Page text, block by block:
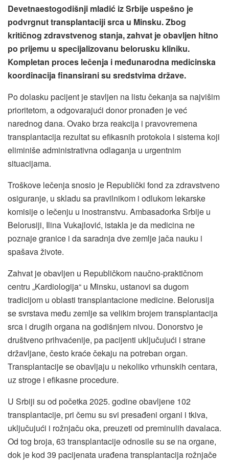
Devetnaestogodišnji mladić iz Srbije uspešno je
podvrgnut transplantaciji srca u Minsku. Zbog
kritičnog zdravstvenog stanja, zahvat je obavljen hitno
po prijemu u specijalizovanu belorusku kliniku.
Kompletan proces lečenja i međunarodna medicinska
koordinacija finansirani su sredstvima države.
Po dolasku pacijent je stavljen na listu čekanja sa najvišim
prioritetom, a odgovarajući donor pronađen je već
narednog dana. Ovako brza reakcija i pravovremena
transplantacija rezultat su efikasnih protokola i sistema koji
eliminiše administrativna odlaganja u urgentnim
situacijama.
Troškove lečenja snosio je Republički fond za zdravstveno
osiguranje, u skladu sa pravilnikom i odlukom lekarske
komisije o lečenju u inostranstvu. Ambasadorka Srbije u
Belorusiji, Ilina Vukajlović, istakla je da medicina ne
poznaje granice i da saradnja dve zemlje jača nauku i
spašava živote.
Zahvat je obavljen u Republičkom naučno-praktičnom
centru „Kardiologija“ u Minsku, ustanovi sa dugom
tradicijom u oblasti transplantacione medicine. Belorusija
se svrstava među zemlje sa velikim brojem transplantacija
srca i drugih organa na godišnjem nivou. Donorstvo je
društveno prihvaćenije, pa pacijenti uključujući i strane
državljane, često kraće čekaju na potreban organ.
Transplantacije se obavljaju u nekoliko vrhunskih centara,
uz stroge i efikasne procedure.
U Srbiji su od početka 2025. godine obavljene 102
transplantacije, pri čemu su svi presađeni organi i tkiva,
uključujući i rožnjaču oka, preuzeti od preminulih davalaca.
Od tog broja, 63 transplantacije odnosile su se na organe,
dok je kod 39 pacijenata urađena transplantacija rožnjače